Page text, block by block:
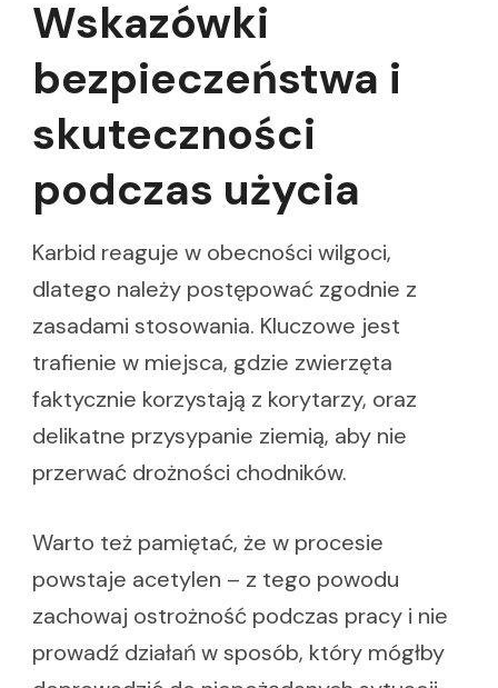
Wskazówki
bezpieczeństwa i
skuteczności
podczas użycia
Karbid reaguje w obecności wilgoci,
dlatego należy postępować zgodnie z
zasadami stosowania. Kluczowe jest
trafienie w miejsca, gdzie zwierzęta
faktycznie korzystają z korytarzy, oraz
delikatne przysypanie ziemią, aby nie
przerwać drożności chodników.
Warto też pamiętać, że w procesie
powstaje acetylen – z tego powodu
zachowaj ostrożność podczas pracy i nie
prowadź działań w sposób, który mógłby